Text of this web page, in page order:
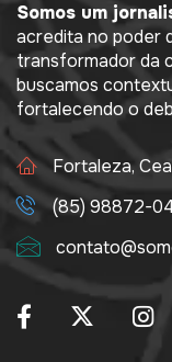
Somos um
acredita no poder
transformador da
buscamos
fortalecendo o
Fortaleza,
(85) 98872-